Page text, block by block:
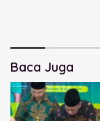
Baca Juga